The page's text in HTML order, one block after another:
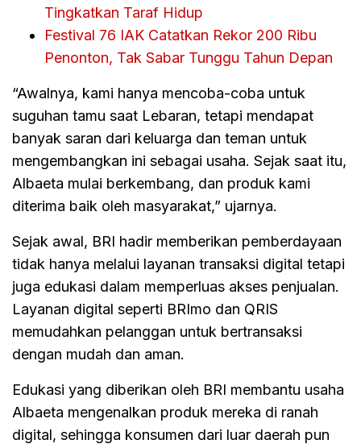
Tingkatkan Taraf Hidup
Festival 76 IAK Catatkan Rekor 200 Ribu
Penonton, Tak Sabar Tunggu Tahun Depan
“Awalnya, kami hanya mencoba-coba untuk
suguhan tamu saat Lebaran, tetapi mendapat
banyak saran dari keluarga dan teman untuk
mengembangkan ini sebagai usaha. Sejak saat itu,
Albaeta mulai berkembang, dan produk kami
diterima baik oleh masyarakat,” ujarnya.
Sejak awal, BRI hadir memberikan pemberdayaan
tidak hanya melalui layanan transaksi digital tetapi
juga edukasi dalam memperluas akses penjualan.
Layanan digital seperti BRImo dan QRIS
memudahkan pelanggan untuk bertransaksi
dengan mudah dan aman.
Edukasi yang diberikan oleh BRI membantu usaha
Albaeta mengenalkan produk mereka di ranah
digital, sehingga konsumen dari luar daerah pun